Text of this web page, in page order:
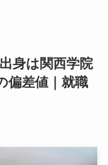
身は関西学院
偏差値｜就職